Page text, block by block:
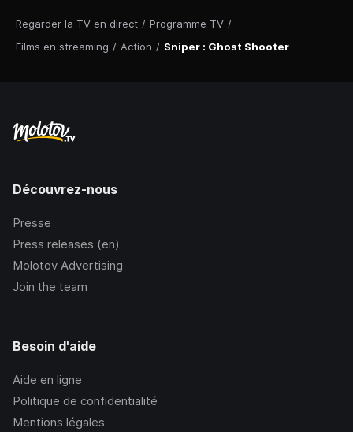
Regarder la TV en direct / Programme TV /
Films en streaming / Action / Sniper : Ghost Shooter
Découvrez-nous
Presse
Press releases (en)
Molotov Advertising
Join the team
Besoin d'aide
Aide en ligne
Politique de confidentialité
Mentions légales